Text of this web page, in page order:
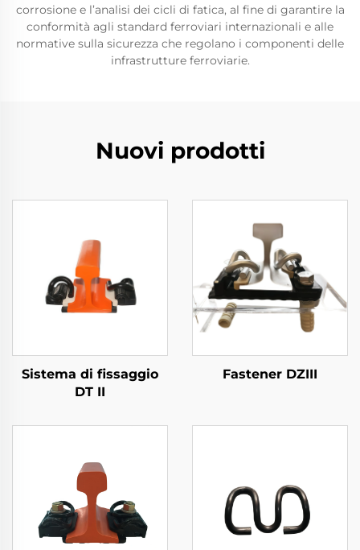
corrosione e l’analisi dei cicli di fatica, al fine di garantire la
conformità agli standard ferroviari internazionali e alle
normative sulla sicurezza che regolano i componenti delle
infrastrutture ferroviarie.
Nuovi prodotti
Sistema di fissaggio
DT II
Fastener DZIII